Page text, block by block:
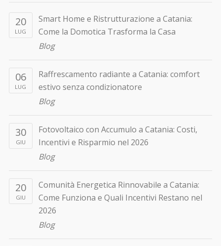
20
LUG
Smart Home e Ristrutturazione a Catania:
Come la Domotica Trasforma la Casa
Blog
06
LUG
Raffrescamento radiante a Catania: comfort
estivo senza condizionatore
Blog
30
GIU
Fotovoltaico con Accumulo a Catania: Costi,
Incentivi e Risparmio nel 2026
Blog
20
GIU
Comunità Energetica Rinnovabile a Catania:
Come Funziona e Quali Incentivi Restano nel
2026
Blog